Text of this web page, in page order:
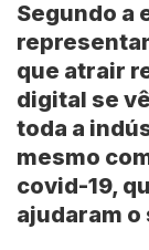
Segundo a
que atrair
digital se
toda a
mesmo
covid-19,
ajudaram o